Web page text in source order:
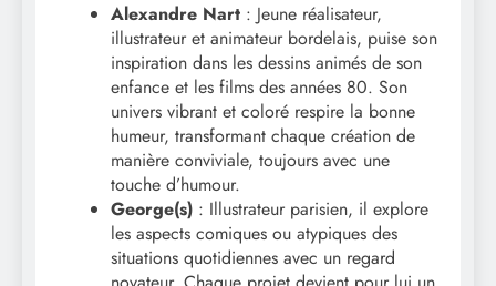
Alexandre Nart : Jeune réalisateur,
illustrateur et animateur bordelais, puise son
inspiration dans les dessins animés de son
enfance et les films des années 80. Son
univers vibrant et coloré respire la bonne
humeur, transformant chaque création de
manière conviviale, toujours avec une
touche d’humour.
George(s) : Illustrateur parisien, il explore
les aspects comiques ou atypiques des
situations quotidiennes avec un regard